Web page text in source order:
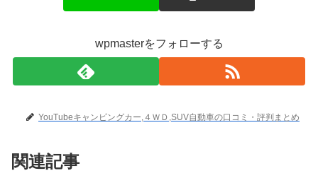
wpmasterをフォローする
YouTubeキャンピングカー,４ＷＤ,SUV自動車の口コミ・評判まとめ
関連記事